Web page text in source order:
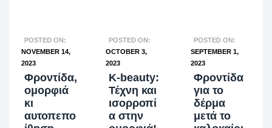
POSTED ON:
NOVEMBER 14,
2023
Φροντίδα,
ομορφιά
κι
αυτοπεπο
POSTED ON:
OCTOBER 3,
2023
K-beauty:
Τέχνη και
ισορροπί
α στην
POSTED ON:
SEPTEMBER 1,
2023
Φροντίδα
για το
δέρμα
μετά το